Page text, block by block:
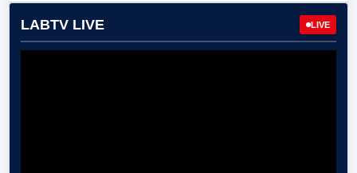
LABTV LIVE LIVE